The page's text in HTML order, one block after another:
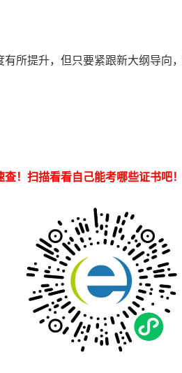
所提升，但只要紧跟新大纲导向
查！ 扫描看看自己能考哪些证书吧！